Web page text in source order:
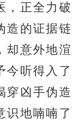
，正全力
造的证据
却意外地
今听得入
穿凶手伪
识地喃喃